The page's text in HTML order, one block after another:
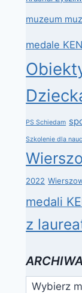
muzeum
medale KEN
PS Schiedam
Szkolenie dla
2022
medali
z
ARCHIWA
Archiwa